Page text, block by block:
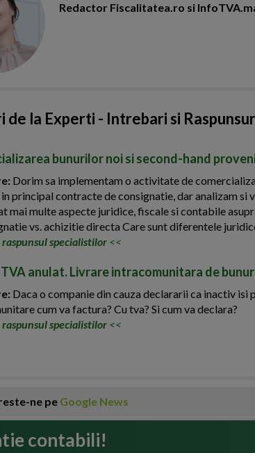
Redactor Fiscalitatea.ro si
de la Experti - Intrebari si
bunurilor noi si second-hand
Dorim sa implementam o activitate de
principal contracte de consignatie, dar analizam
mai multe aspecte juridice, fiscale si contabile
vs. achizitie directa Care sunt diferentele
specialistilor <<
anulat. Livrare intracomunitara de
Daca o companie din cauza declararii ca inactiv
cum va factura? Cu tva? Si cum va declara?
specialistilor <<
ne pe Google News
contabili!